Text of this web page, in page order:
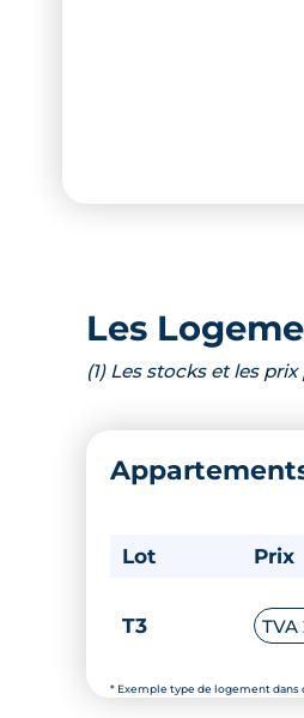
Les
(1) Les stocks et les
* Exemple type de logement dans
Lot Prix
T3 TVA